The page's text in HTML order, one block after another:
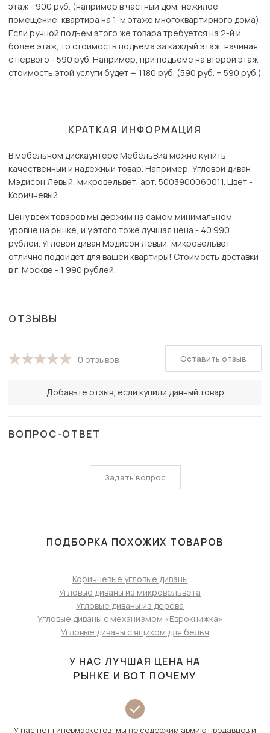
этаж - 900 руб. (например в частный дом, нежилое
помещение, квартира на 1-м этаже многоквартирного дома).
Если ручной подъем этого же товара требуется на 2-й и
более этаж, то стоимость подъема за каждый этаж, начиная
с первого - 590 руб. Например, при подъеме на второй этаж,
стоимость этой услуги будет = 1180 руб. (590 руб. + 590 руб.)
КРАТКАЯ ИНФОРМАЦИЯ
В мебельном дискаунтере МебельВиа можно купить
качественный и надёжный товар. Например, Угловой диван
Мэдисон Левый, микровельвет, арт. 5003900060011. Цвет -
Коричневый.
Цену всех товаров мы держим на самом минимальном
уровне на рынке, и у этого тоже лучшая цена - 40 990
рублей. Угловой диван Мэдисон Левый, микровельвет
отлично подойдет для вашей квартиры! Стоимость доставки
в г. Москве - 1 990 рублей.
ОТЗЫВЫ
0 отзывов
Добавьте отзыв, если купили данный товар
Оставить отзыв
ВОПРОС-ОТВЕТ
Задать вопрос
ПОДБОРКА ПОХОЖИХ ТОВАРОВ
Коричневые угловые диваны
Угловые диваны из микровельвета
Угловые диваны из дерева
Угловые диваны с механизмом «Еврокнижка»
Угловые диваны с ящиком для белья
У НАС ЛУЧШАЯ ЦЕНА НА
РЫНКЕ И ВОТ ПОЧЕМУ
У нас нет гипермаркетов: мы не содержим армию продавцов и